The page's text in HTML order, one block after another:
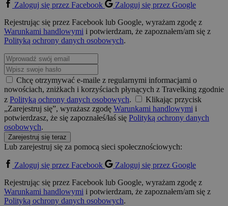
Zaloguj się przez Facebook
Zaloguj się przez Google
Rejestrując się przez Facebook lub Google, wyrażam zgodę z
Warunkami handlowymi i potwierdzam, że zapoznałem/am się z
Polityką ochrony danych osobowych.
Chcę otrzymywać e-maile z regularnymi informacjami o
nowościach, zniżkach i korzyściach płynących z Travelking zgodnie
z Polityką ochrony danych osobowych.
Klikając przycisk
„Zarejestruj się”, wyrażasz zgodę Warunkami handlowymi i
potwierdzasz, że się zapoznałeś/łaś się Polityką ochrony danych
osobowych.
Zarejestruj się teraz
Lub zarejestruj się za pomocą sieci społecznościowych:
Zaloguj się przez Facebook
Zaloguj się przez Google
Rejestrując się przez Facebook lub Google, wyrażam zgodę z
Warunkami handlowymi i potwierdzam, że zapoznałem/am się z
Polityką ochrony danych osobowych.